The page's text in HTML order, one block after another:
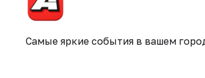
Самые яркие события в вашем